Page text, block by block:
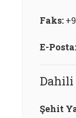
Faks:
E-Posta:
Şehit